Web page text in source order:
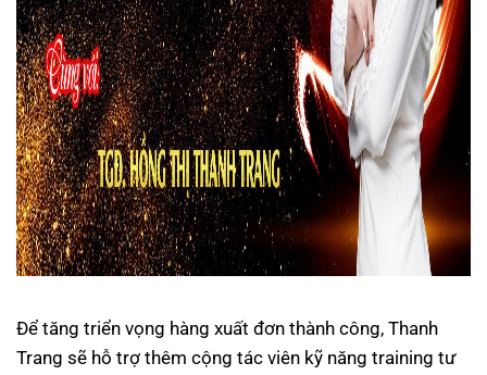
Để tăng triển vọng hàng xuất đơn thành công, Thanh
Trang sẽ hỗ trợ thêm cộng tác viên kỹ năng training tư